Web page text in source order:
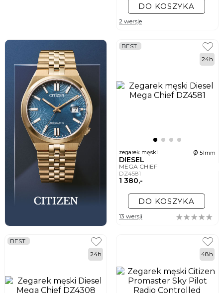
DO KOSZYKA
2 wersje
zegarek męski ø 51mm
DIESEL
MEGA CHIEF
DZ4581
1 380,-
BEST
24h
DO KOSZYKA
13 wersji
BEST
24h
48h